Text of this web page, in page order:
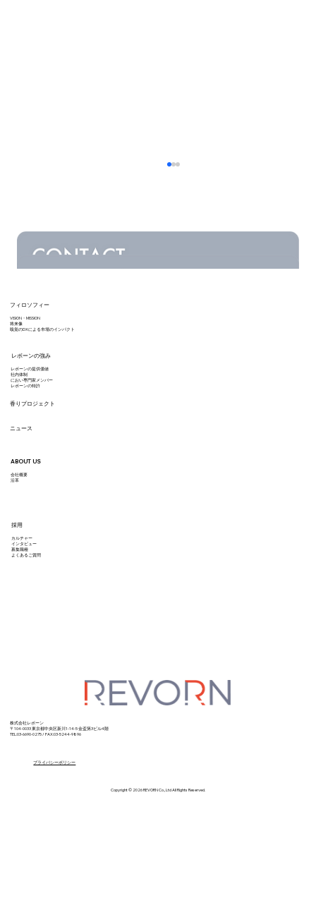
ハスキー先生、ちょっとにおいを嗅ぎ
ABOUT US
会社概要
沿革
フィロソフィー
VISION・MISSION
将来像
嗅覚のDXによる市場のインパクト
レボーンの強み
レボーンの提供価値
​社内体制
におい専門家メンバー
レボーンの特許
香りプロジェクト
ニュース
採用
カルチャー
インタビュー
募集職種
よくあるご質問
株式会社レボーン
〒104-0033 東京都中央区新川1-14-5金盃第3ビル4階
TEL:03-6690-0275 / FAX:03-5244-9896
プライバシーポリシー
Copyright © 2026 REVORN Co., Ltd All Rights Reserved.